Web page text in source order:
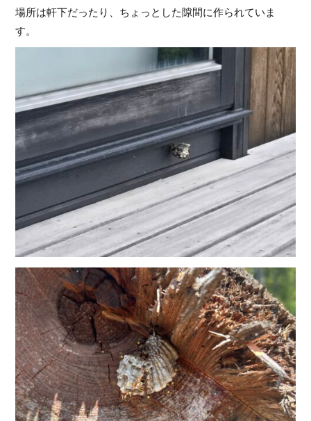
場所は軒下だったり、ちょっとした隙間に作られていま
す。